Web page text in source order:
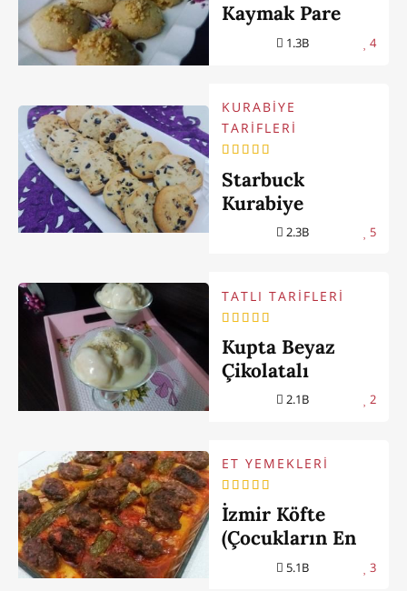
Kaymak Pare
1.3B 4
KURABİYE
TARİFLERİ
Starbuck
Kurabiye
2.3B 5
TATLI TARİFLERİ
Kupta Beyaz
Çikolatalı
Profiterol
2.1B 2
ET YEMEKLERİ
İzmir Köfte
(Çocukların En
Sevdiği)5.1B 3